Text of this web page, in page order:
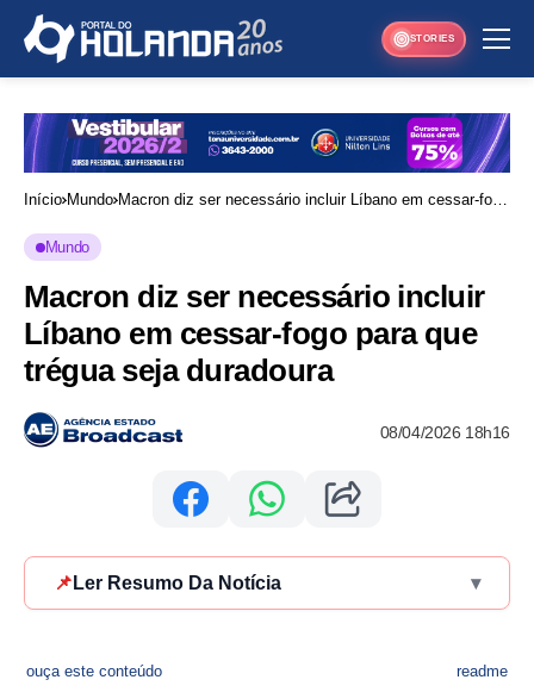
STORIES
Início Mundo Macron diz ser necessário incluir Líbano em cessar-fogo
Mundo
Macron diz ser necessário incluir
Líbano em cessar-fogo para que
trégua seja duradoura
08/04/2026 18h16
📌 Ler Resumo Da Notícia ▾
ouça este conteúdo readme